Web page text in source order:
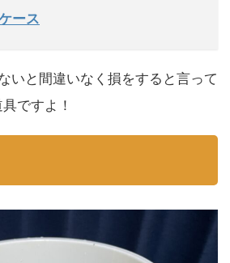
ース
いと間違いなく損をすると言って
ですよ！